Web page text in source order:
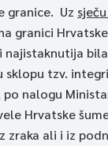
granice. Uz
granici
najistaknutija
sklopu tzv.
nalogu
Hrvatske
zraka ali i iz